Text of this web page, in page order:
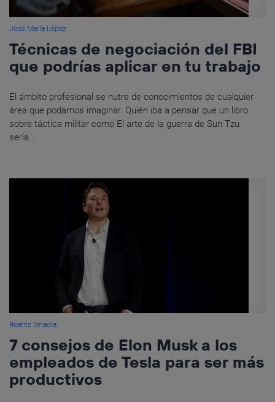
José María López
Técnicas de negociación del FBI
que podrías aplicar en tu trabajo
El ámbito profesional se nutre de conocimientos de cualquier
área que podamos imaginar. Quién iba a pensar que un libro
sobre táctica militar como El arte de la guerra de Sun Tzu
sería...
Beatriz Iznaola
7 consejos de Elon Musk a los
empleados de Tesla para ser más
productivos